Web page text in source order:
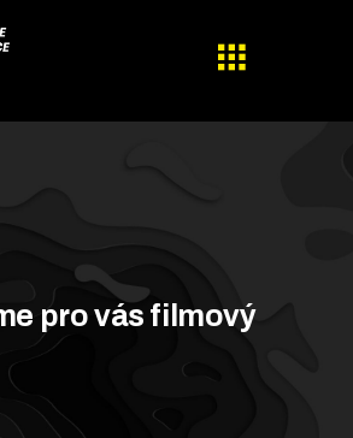
pro vás filmový